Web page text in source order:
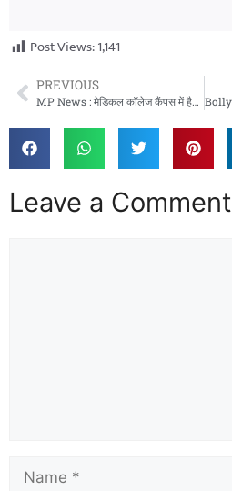
Post Views:1,141
PREVIOUS
MP News : मेडिकल कॉलेज कैंपस में हैलोवीन पार्टी? डॉक्टर्स ने की गंगाजल से सफाई
Leave a Comment